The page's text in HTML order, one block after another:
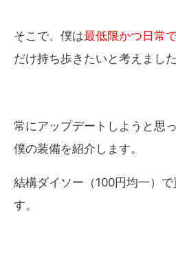
そこで、僕は最低限かつ日常
だけ持ち歩きたいと考えました
常にアップデートしようと思
僕の装備を紹介します。
結構ダイソー（100円均一）
す。